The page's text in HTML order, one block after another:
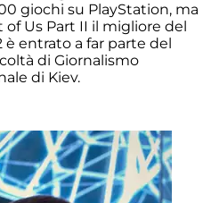
giochi su PlayStation, ma
of Us Part II il migliore del
entrato a far parte del
di Giornalismo
di Kiev.